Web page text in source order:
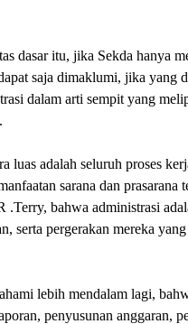
dasar itu, jika Sekda hanya
saja dimaklumi, jika yang
dalam arti sempit yang
luas adalah seluruh proses
sarana dan prasarana
.Terry, bahwa administrasi
serta pergerakan mereka
lebih mendalam lagi,
penyusunan anggaran,